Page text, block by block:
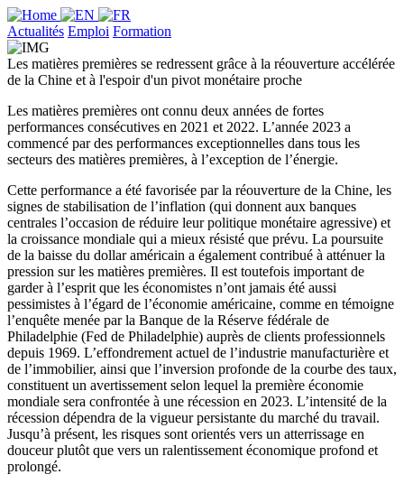
Actualités Emploi Formation
Les matières premières se redressent grâce à la réouverture accélérée
de la Chine et à l'espoir d'un pivot monétaire proche
Les matières premières ont connu deux années de fortes
performances consécutives en 2021 et 2022. L’année 2023 a
commencé par des performances exceptionnelles dans tous les
secteurs des matières premières, à l’exception de l’énergie.
Cette performance a été favorisée par la réouverture de la Chine, les
signes de stabilisation de l’inflation (qui donnent aux banques
centrales l’occasion de réduire leur politique monétaire agressive) et
la croissance mondiale qui a mieux résisté que prévu. La poursuite
de la baisse du dollar américain a également contribué à atténuer la
pression sur les matières premières. Il est toutefois important de
garder à l’esprit que les économistes n’ont jamais été aussi
pessimistes à l’égard de l’économie américaine, comme en témoigne
l’enquête menée par la Banque de la Réserve fédérale de
Philadelphie (Fed de Philadelphie) auprès de clients professionnels
depuis 1969. L’effondrement actuel de l’industrie manufacturière et
de l’immobilier, ainsi que l’inversion profonde de la courbe des taux,
constituent un avertissement selon lequel la première économie
mondiale sera confrontée à une récession en 2023. L’intensité de la
récession dépendra de la vigueur persistante du marché du travail.
Jusqu’à présent, les risques sont orientés vers un atterrissage en
douceur plutôt que vers un ralentissement économique profond et
prolongé.